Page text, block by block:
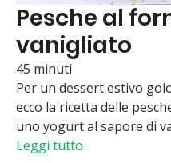
Pesche al
vanigliato
45 minuti
Per un dessert estivo
ecco la ricetta delle
uno yogurt al sapore di
Leggi tutto